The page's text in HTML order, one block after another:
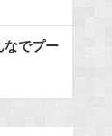
なでプー